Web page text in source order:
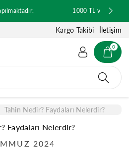
Üzeri Ücretsiz Kargo
Kargo Takibi İletişim
0
Tahin Nedir? Faydaları Nelerdir?
Faydaları Nelerdir?
2024